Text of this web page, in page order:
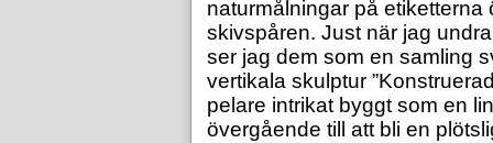
naturmålningar på
skivspåren. Just när jag
ser jag dem som en samling
vertikala skulptur
pelare intrikat byggt som en
övergående till att bli en